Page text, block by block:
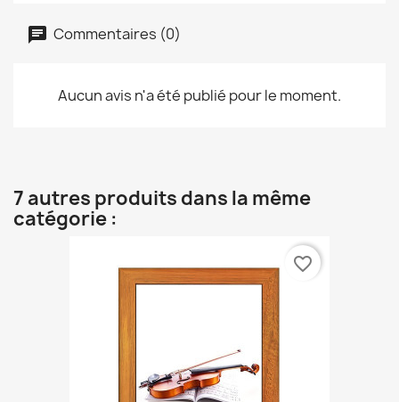
Commentaires (0)
Aucun avis n'a été publié pour le moment.
7 autres produits dans la même
catégorie :
favorite_border